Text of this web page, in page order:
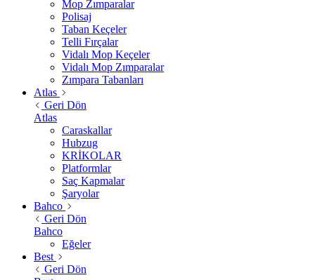
Mop Zımparalar
Polisaj
Taban Keçeler
Telli Fırçalar
Vidalı Mop Keçeler
Vidalı Mop Zımparalar
Zımpara Tabanları
Atlas
Geri Dön
Atlas
Caraskallar
Hubzug
KRİKOLAR
Platformlar
Saç Kapmalar
Şaryolar
Bahco
Geri Dön
Bahco
Eğeler
Best
Geri Dön